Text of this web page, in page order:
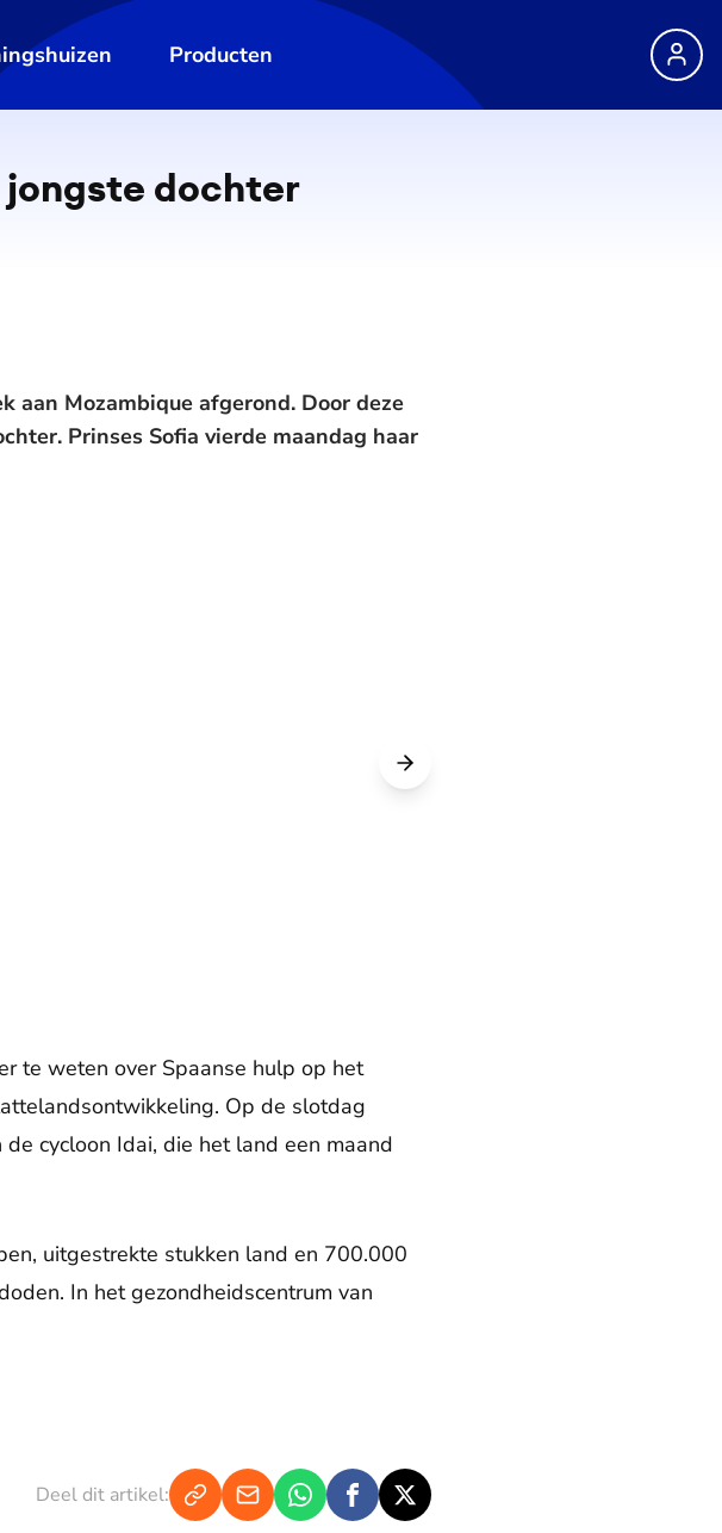
Producten
dochter
aan Mozambique afgerond. Door deze
Prinses Sofia vierde maandag haar
te weten over Spaanse hulp op het
Op de slotdag
cycloon Idai, die het land een maand
uitgestrekte stukken land en 700.000
In het gezondheidscentrum van
Deel dit artikel: